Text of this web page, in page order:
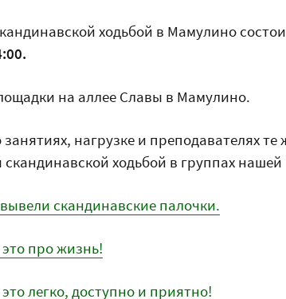
ходьбой в Мамулино
на аллее Славы в Мамулино.
нагрузке и преподавателях те
ходьбой в группах
скандинавские палочки.
про жизнь!
легко, доступно и приятно!